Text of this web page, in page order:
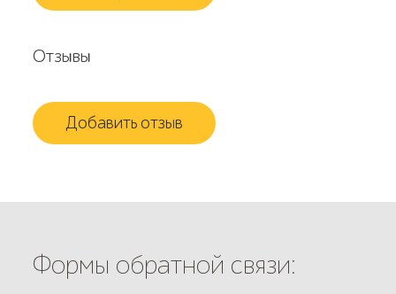
Отзывы
Добавить отзыв
Формы обратной связи: